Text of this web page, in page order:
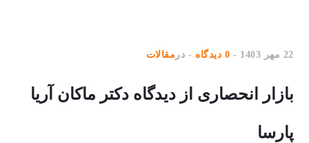
22 مهر 1403 0 دیدگاه در مقالات
بازار انحصاری از دیدگاه دکتر ماکان آریا
پارسا